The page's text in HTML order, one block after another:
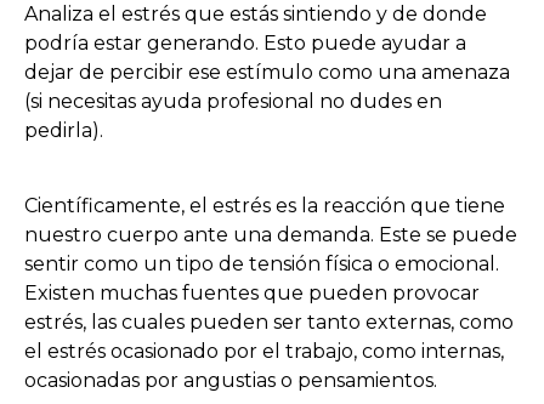
Analiza el estrés que estás sintiendo y de donde
podría estar generando. Esto puede ayudar a
dejar de percibir ese estímulo como una amenaza
(si necesitas ayuda profesional no dudes en
pedirla).
Científicamente, el estrés es la reacción que tiene
nuestro cuerpo ante una demanda. Este se puede
sentir como un tipo de tensión física o emocional.
Existen muchas fuentes que pueden provocar
estrés, las cuales pueden ser tanto externas, como
el estrés ocasionado por el trabajo, como internas,
ocasionadas por angustias o pensamientos.